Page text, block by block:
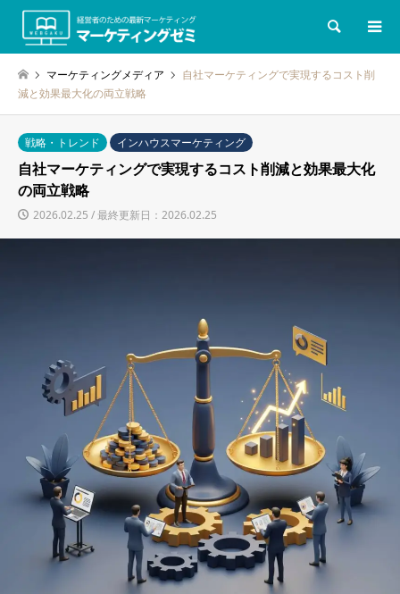
検索
マーケティングメディア
自社マーケティングで実現するコスト削
減と効果最大化の両立戦略
戦略・トレンド
インハウスマーケティング
自社マーケティングで実現するコスト削減と効果最大化
の両立戦略
2026.02.25 / 最終更新日：2026.02.25